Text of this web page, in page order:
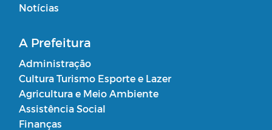
Notícias
A Prefeitura
Administração
Cultura Turismo Esporte e Lazer
Agricultura e Meio Ambiente
Assistência Social
Finanças